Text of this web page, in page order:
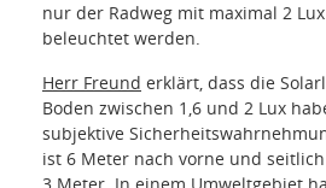
nur der Radweg mit maximal 2
beleuchtet werden.
Herr Freund erklärt, dass die
Boden zwischen 1,6 und 2 Lux
subjektive
ist 6 Meter nach vorne und